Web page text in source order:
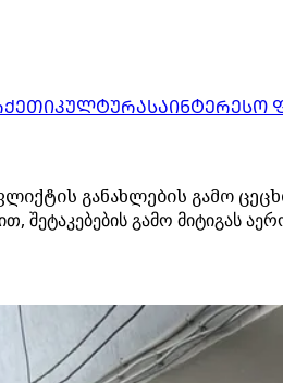
ᲙᲣᲚᲢᲣᲠᲐᲡᲐᲘᲜᲢᲔᲠᲔᲡᲝ
განახლების გამო
შეტაკებების გამო მიტიგას